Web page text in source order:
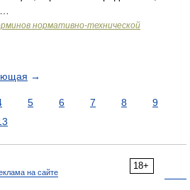
нормативно-технической
→
5 6 7 8
9
18+
на сайте